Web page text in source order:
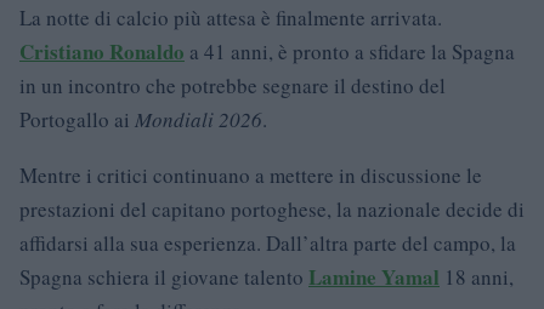
La notte di calcio più attesa è finalmente arrivata.
Cristiano Ronaldo a 41 anni, è pronto a sfidare la Spagna
in un incontro che potrebbe segnare il destino del
Portogallo ai Mondiali 2026.
Mentre i critici continuano a mettere in discussione le
prestazioni del capitano portoghese, la nazionale decide di
affidarsi alla sua esperienza. Dall’altra parte del campo, la
Spagna schiera il giovane talento Lamine Yamal 18 anni,